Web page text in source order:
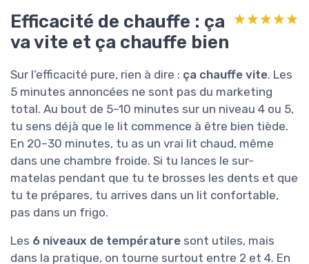
Efficacité de chauffe : ça
va vite et ça chauffe bien
★★★★★
★★★★★
Sur l’efficacité pure, rien à dire : ça chauffe vite. Les
5 minutes annoncées ne sont pas du marketing
total. Au bout de 5–10 minutes sur un niveau 4 ou 5,
tu sens déjà que le lit commence à être bien tiède.
En 20–30 minutes, tu as un vrai lit chaud, même
dans une chambre froide. Si tu lances le sur-
matelas pendant que tu te brosses les dents et que
tu te prépares, tu arrives dans un lit confortable,
pas dans un frigo.
Les 6 niveaux de température sont utiles, mais
dans la pratique, on tourne surtout entre 2 et 4. En